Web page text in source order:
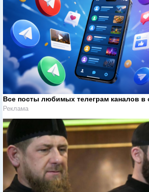
Все посты любимых телеграм каналов в
Реклама